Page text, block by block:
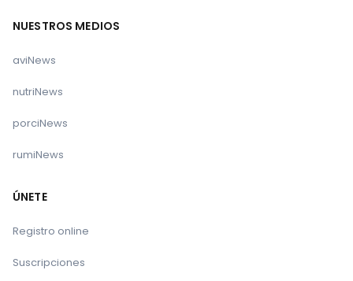
NUESTROS MEDIOS
aviNews
nutriNews
porciNews
rumiNews
ÚNETE
Registro online
Suscripciones